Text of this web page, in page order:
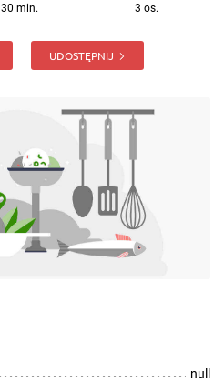
30 min. 3 os.
UDOSTĘPNIJ
null